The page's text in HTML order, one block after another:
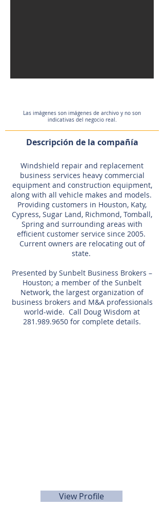
Las imágenes son imágenes de archivo y no son
indicativas del negocio real.
Descripción de la compañía
Windshield repair and replacement
business services heavy commercial
equipment and construction equipment,
along with all vehicle makes and models.
Providing customers in Houston, Katy,
Cypress, Sugar Land, Richmond, Tomball,
Spring and surrounding areas with
efficient customer service since 2005.
Current owners are relocating out of
state.
Presented by Sunbelt Business Brokers –
Houston; a member of the Sunbelt
Network, the largest organization of
business brokers and M&A professionals
world-wide. Call Doug Wisdom at
281.989.9650 for complete details.
View Profile